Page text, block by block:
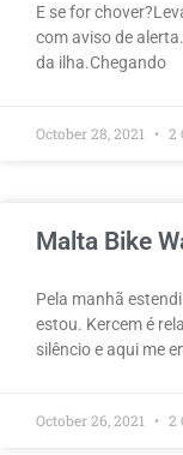
E se for
com aviso de
da ilha.Chegando
October 28, 2021 2
Malta Bike
Pela manhã
estou. Kercem é
silêncio e aqui me
October 26, 2021 2